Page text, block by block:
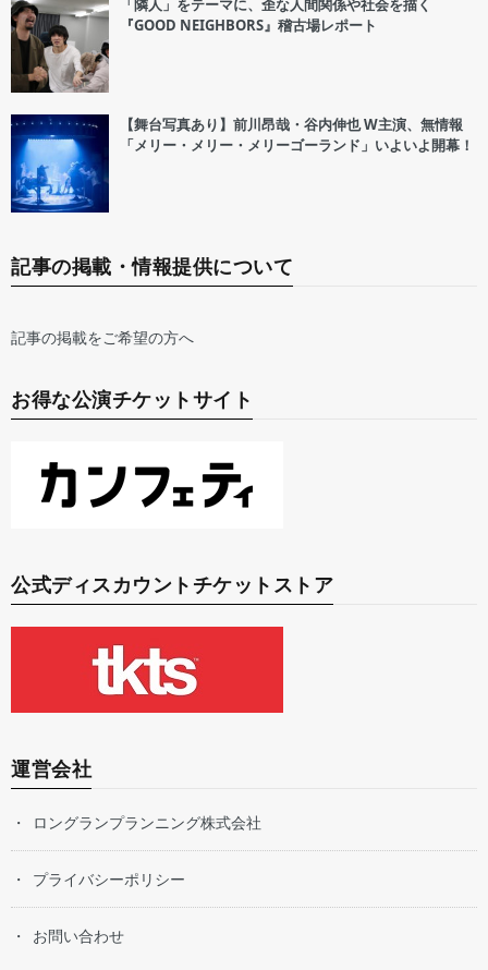
「隣人」をテーマに、歪な人間関係や社会を描く
『GOOD NEIGHBORS』稽古場レポート
【舞台写真あり】前川昂哉・谷内伸也 W主演、無情報
「メリー・メリー・メリーゴーランド」いよいよ開幕！
記事の掲載・情報提供について
記事の掲載をご希望の方へ
お得な公演チケットサイト
公式ディスカウントチケットストア
運営会社
ロングランプランニング株式会社
プライバシーポリシー
お問い合わせ